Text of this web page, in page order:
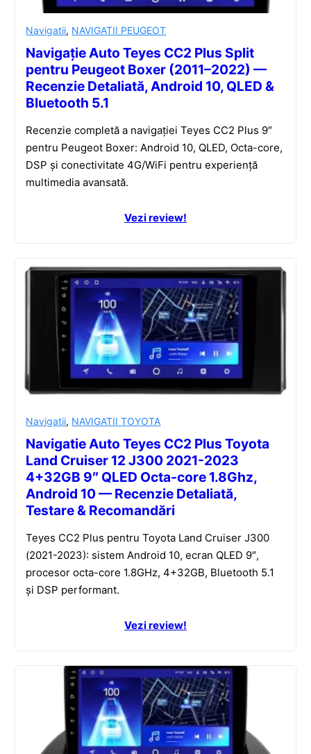
Navigatii, NAVIGATII PEUGEOT
Navigație Auto Teyes CC2 Plus Split
pentru Peugeot Boxer (2011–2022) —
Recenzie Detaliată, Android 10, QLED &
Bluetooth 5.1
Recenzie completă a navigației Teyes CC2 Plus 9″
pentru Peugeot Boxer: Android 10, QLED, Octa-core,
DSP și conectivitate 4G/WiFi pentru experiență
multimedia avansată.
Vezi review!
Navigatii, NAVIGATII TOYOTA
Navigatie Auto Teyes CC2 Plus Toyota
Land Cruiser 12 J300 2021-2023
4+32GB 9″ QLED Octa-core 1.8Ghz,
Android 10 — Recenzie Detaliată,
Testare & Recomandări
Teyes CC2 Plus pentru Toyota Land Cruiser J300
(2021-2023): sistem Android 10, ecran QLED 9″,
procesor octa-core 1.8GHz, 4+32GB, Bluetooth 5.1
și DSP performant.
Vezi review!